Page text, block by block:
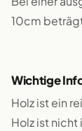
10cm
Wichtige
Holz ist ein
Holz ist